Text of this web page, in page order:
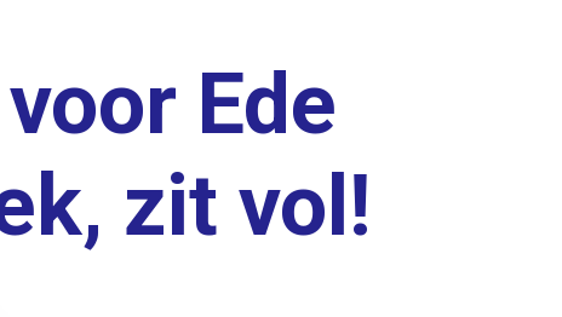
Ede
zit vol!